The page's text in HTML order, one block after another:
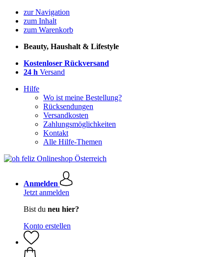
zur Navigation
zum Inhalt
zum Warenkorb
Beauty, Haushalt & Lifestyle
Kostenloser Rückversand
24 h Versand
Hilfe
Wo ist meine Bestellung?
Rücksendungen
Versandkosten
Zahlungsmöglichkeiten
Kontakt
Alle Hilfe-Themen
Anmelden
Jetzt anmelden
Bist du neu hier?
Konto erstellen